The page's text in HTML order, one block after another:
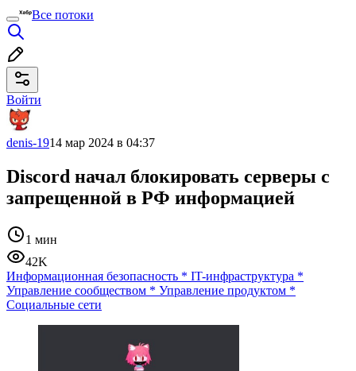
Все потоки
Войти
denis-1914 мар 2024 в 04:37
Discord начал блокировать серверы с
запрещенной в РФ информацией
1 мин
42K
Информационная безопасность * IT-инфраструктура *
Управление сообществом * Управление продуктом *
Социальные сети